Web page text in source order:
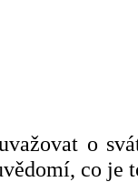
o
co je